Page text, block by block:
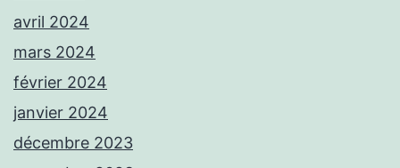
avril 2024
mars 2024
février 2024
janvier 2024
décembre 2023